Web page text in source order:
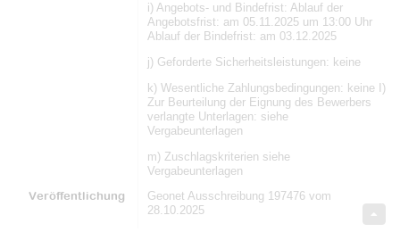
i) Angebots- und Bindefrist: Ablauf der
Angebotsfrist: am 05.11.2025 um 13:00 Uhr
Ablauf der Bindefrist: am 03.12.2025
j) Geforderte Sicherheitsleistungen: keine
k) Wesentliche Zahlungsbedingungen: keine I)
Zur Beurteilung der Eignung des Bewerbers
verlangte Unterlagen: siehe
Vergabeunterlagen
m) Zuschlagskriterien siehe
Vergabeunterlagen
Veröffentlichung
Geonet Ausschreibung 197476 vom
28.10.2025